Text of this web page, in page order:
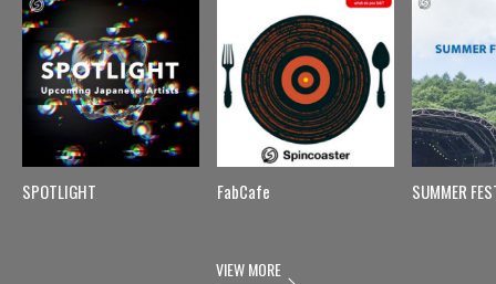
SPOTLIGHT FabCafe SUMMER
VIEW MORE